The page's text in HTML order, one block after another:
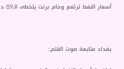
أسعار النفط ترتفع وخام برنت يتخطى الـ89 دولارا للبرميل
بغداد متابعة صوت القلم: